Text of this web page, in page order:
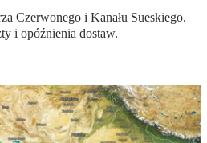
Czerwonego i Kanału Sueskiego.
i opóźnienia dostaw.